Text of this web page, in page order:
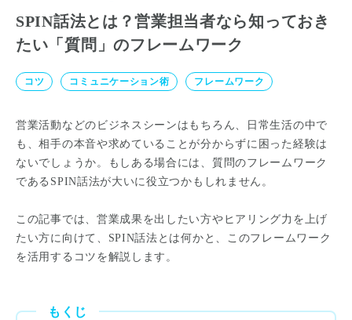
SPIN話法とは？営業担当者なら知っておき
たい「質問」のフレームワーク
コツ コミュニケーション術 フレームワーク
営業活動などのビジネスシーンはもちろん、日常生活の中で
も、相手の本音や求めていることが分からずに困った経験は
ないでしょうか。もしある場合には、質問のフレームワーク
であるSPIN話法が大いに役立つかもしれません。
この記事では、営業成果を出したい方やヒアリング力を上げ
たい方に向けて、SPIN話法とは何かと、このフレームワーク
を活用するコツを解説します。
もくじ